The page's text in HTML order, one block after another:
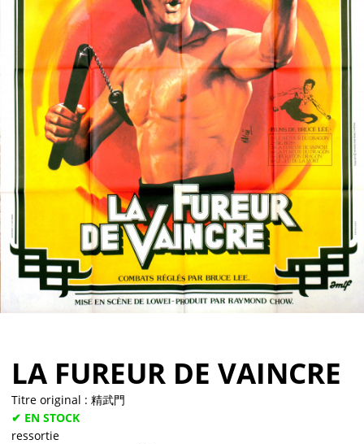
Vendre
LA FUREUR DE VAINCRE
Titre original : 精武門
✔ EN STOCK
ressortie